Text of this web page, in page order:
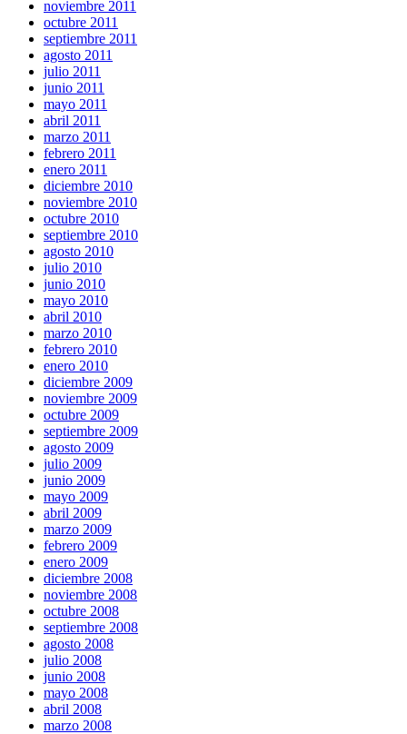
noviembre 2011
octubre 2011
septiembre 2011
agosto 2011
julio 2011
junio 2011
mayo 2011
abril 2011
marzo 2011
febrero 2011
enero 2011
diciembre 2010
noviembre 2010
octubre 2010
septiembre 2010
agosto 2010
julio 2010
junio 2010
mayo 2010
abril 2010
marzo 2010
febrero 2010
enero 2010
diciembre 2009
noviembre 2009
octubre 2009
septiembre 2009
agosto 2009
julio 2009
junio 2009
mayo 2009
abril 2009
marzo 2009
febrero 2009
enero 2009
diciembre 2008
noviembre 2008
octubre 2008
septiembre 2008
agosto 2008
julio 2008
junio 2008
mayo 2008
abril 2008
marzo 2008